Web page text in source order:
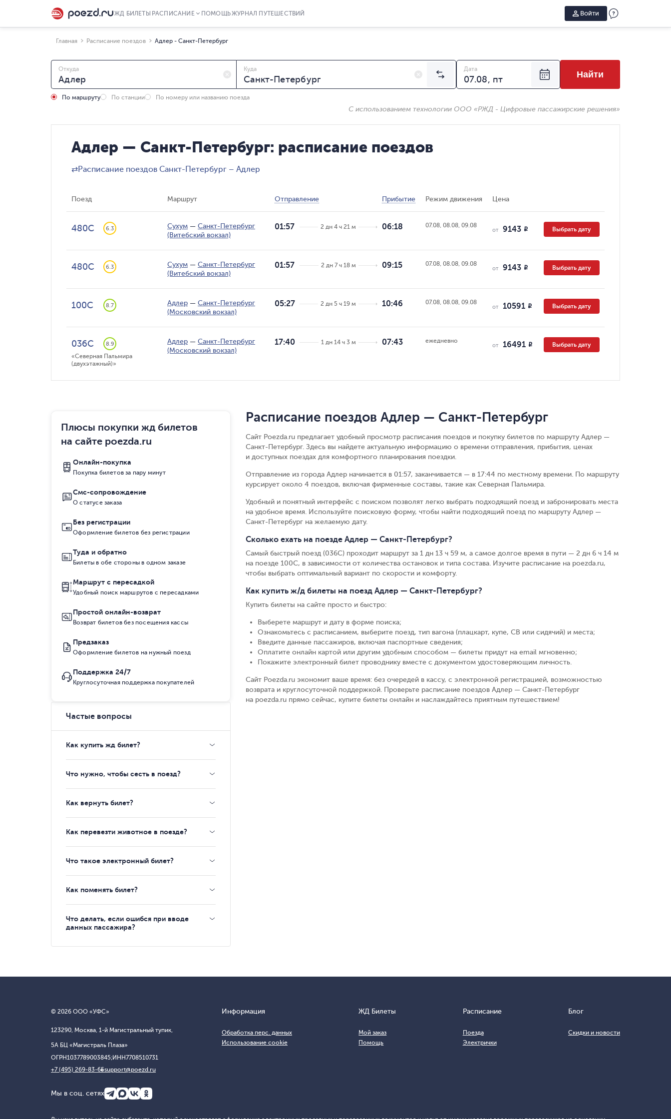
ЖД БИЛЕТЫ РАСПИСАНИЕ ПОМОЩЬЖУРНАЛ ПУТЕШЕСТВИЙ Войти
Главная Расписание поездов Адлер - Санкт-Петербург
Откуда Куда
По маршруту По станции По номеру или названию поезда
Дата
Найти
С использованием технологии ООО «РЖД - Цифровые пассажирские решения»
Адлер — Санкт-Петербург: расписание поездов
⇄Расписание поездов Санкт-Петербург – Адлер
Поезд Маршрут Отправление Прибытие Режим движения Цена
480С 6.3 Сухум — Санкт-Петербург
(Витебский вокзал)
01:57 2 дн 4 ч 21 м 06:18 07.08, 08.08, 09.08
от 9143 R Выбрать дату
480С 6.3 Сухум — Санкт-Петербург
(Витебский вокзал)
01:57 2 дн 7 ч 18 м 09:15 07.08, 08.08, 09.08
от 9143 R Выбрать дату
100С 8.7 Адлер — Санкт-Петербург
(Московский вокзал)
05:27 2 дн 5 ч 19 м 10:46 07.08, 08.08, 09.08
от 10591 R Выбрать дату
036С 8.9
«Северная Пальмира
(двухэтажный)»
Адлер — Санкт-Петербург
(Московский вокзал)
17:40 1 дн 14 ч 3 м 07:43 ежедневно
от 16491 R Выбрать дату
Расписание поездов Адлер — Санкт-Петербург
Сайт Poezda.ru предлагает удобный просмотр расписания поездов и покупку билетов по маршруту Адлер —
Санкт-Петербург. Здесь вы найдете актуальную информацию о времени отправления, прибытия, ценах
и доступных поездах для комфортного планирования поездки.
Отправление из города Адлер начинается в 01:57, заканчивается — в 17:44 по местному времени. По маршруту
курсирует около 4 поездов, включая фирменные составы, такие как Северная Пальмира.
Удобный и понятный интерфейс с поиском позволят легко выбрать подходящий поезд и забронировать места
на удобное время. Используйте поисковую форму, чтобы найти подходящий поезд по маршруту Адлер —
Санкт-Петербург на желаемую дату.
Сколько ехать на поезде Адлер — Санкт-Петербург?
Самый быстрый поезд (036С) проходит маршрут за 1 дн 13 ч 59 м, а самое долгое время в пути — 2 дн 6 ч 14 м
на поезде 100С, в зависимости от количества остановок и типа состава. Изучите расписание на poezda.ru,
чтобы выбрать оптимальный вариант по скорости и комфорту.
Как купить ж/д билеты на поезд Адлер — Санкт-Петербург?
Купить билеты на сайте просто и быстро:
Выберете маршрут и дату в форме поиска;
Ознакомьтесь с расписанием, выберите поезд, тип вагона (плацкарт, купе, СВ или сидячий) и места;
Введите данные пассажиров, включая паспортные сведения;
Оплатите онлайн картой или другим удобным способом — билеты придут на email мгновенно;
Покажите электронный билет проводнику вместе с документом удостоверяющим личность.
Сайт Poezda.ru экономит ваше время: без очередей в кассу, с электронной регистрацией, возможностью
возврата и круглосуточной поддержкой. Проверьте расписание поездов Адлер — Санкт-Петербург
на poezda.ru прямо сейчас, купите билеты онлайн и наслаждайтесь приятным путешествием!
Плюсы покупки жд билетов
на сайте poezda.ru
Онлайн-покупка
Покупка билетов за пару минут
Смс-сопровождение
О статусе заказа
Без регистрации
Оформление билетов без регистрации
Туда и обратно
Билеты в обе стороны в одном заказе
Маршрут с пересадкой
Удобный поиск маршрутов с пересадками
Простой онлайн-возврат
Возврат билетов без посещения кассы
Предзаказ
Оформление билетов на нужный поезд
Поддержка 24/7
Круглосуточная поддержка покупателей
Частые вопросы
Как купить жд билет?
Что нужно, чтобы сесть в поезд?
Как вернуть билет?
Как перевезти животное в поезде?
Что такое электронный билет?
Как поменять билет?
Что делать, если ошибся при вводе
данных пассажира?
© 2026 ООО «УФС»
123290, Москва, 1-й Магистральный тупик,
5А БЦ «Магистраль Плаза»
ОГРН1037789003845;ИНН7708510731
+7 (495) 269-83-65support@poezd.ru
Информация
Обработка перс. данных
Использование cookie
ЖД Билеты
Мой заказ
Помощь
Расписание
Поезда
Электрички
Блог
Скидки и новости
Мы в соц. сетях